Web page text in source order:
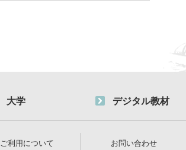
大学 デジタル教材
ご利用について お問い合わせ